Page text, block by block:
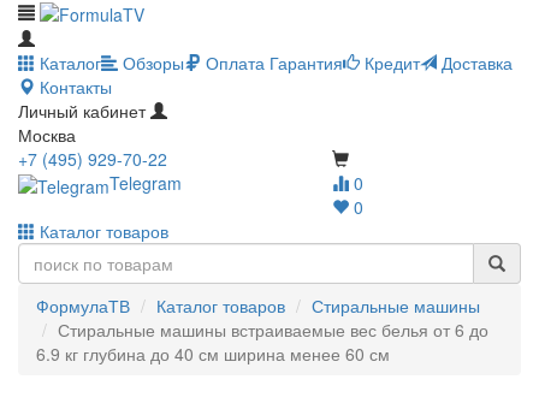
Каталог Обзоры Оплата Гарантия Кредит
Доставка
Контакты
Личный кабинет
Москва
0
0
+7 (495) 929-70-22
Telegram
Каталог товаров
ФормулаТВ Каталог товаров
Стиральные машины
Стиральные машины встраиваемые вес белья от 6 до
6.9 кг глубина до 40 см ширина менее 60 см